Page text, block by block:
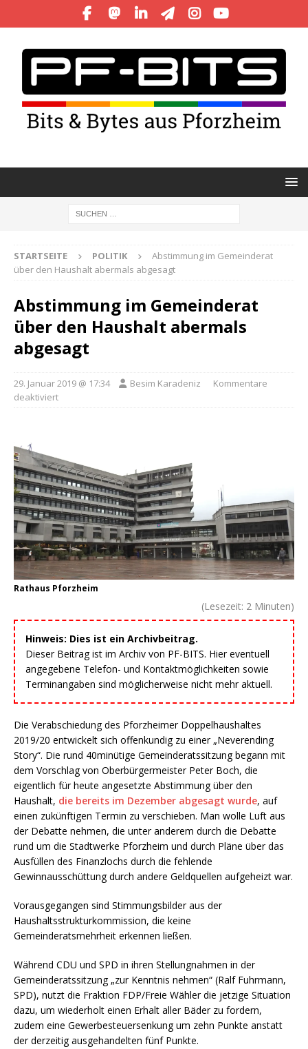
STARTSEITE POLITIK
Abstimmung im Gemeinderat
über den Haushalt abermals abgesagt
Abstimmung im Gemeinderat
über den Haushalt abermals
abgesagt
29. Januar 2019 @ 17:34 Besim Karadeniz
Kommentare
deaktiviert
Rathaus Pforzheim
(Lesezeit: 2 Minuten)
Hinweis: Dies ist ein Archivbeitrag.
Dieser Beitrag ist im Archiv von PF-BITS. Hier eventuell
angegebene Telefon- und Kontaktmöglichkeiten sowie
Terminangaben sind möglicherweise nicht mehr aktuell.
Die Verabschiedung des Pforzheimer Doppelhaushaltes
2019/20 entwickelt sich offenkundig zu einer „Neverending
Story“. Die rund 40minütige Gemeinderatssitzung begann mit
dem Vorschlag von Oberbürgermeister Peter Boch, die
eigentlich für heute angesetzte Abstimmung über den
Haushalt, die bereits im Dezember abgesagt wurde, auf
einen zukünftigen Termin zu verschieben. Man wolle Luft aus
der Debatte nehmen, die unter anderem durch die Debatte
rund um die Stadtwerke Pforzheim und durch Pläne über das
Ausfüllen des Finanzlochs durch die fehlende
Gewinnausschüttung durch andere Geldquellen aufgeheizt war.
Vorausgegangen sind Stimmungsbilder aus der
Haushaltsstrukturkommission, die keine
Gemeinderatsmehrheit erkennen ließen.
Während CDU und SPD in ihren Stellungnahmen in der
Gemeinderatssitzung „zur Kenntnis nehmen“ (Ralf Fuhrmann,
SPD), nutzt die Fraktion FDP/Freie Wähler die jetzige Situation
dazu, um wiederholt einen Erhalt aller Bäder zu fordern,
zudem eine Gewerbesteuersenkung um zehn Punkte anstatt
der derzeitig ausgehandelten fünf Punkte.